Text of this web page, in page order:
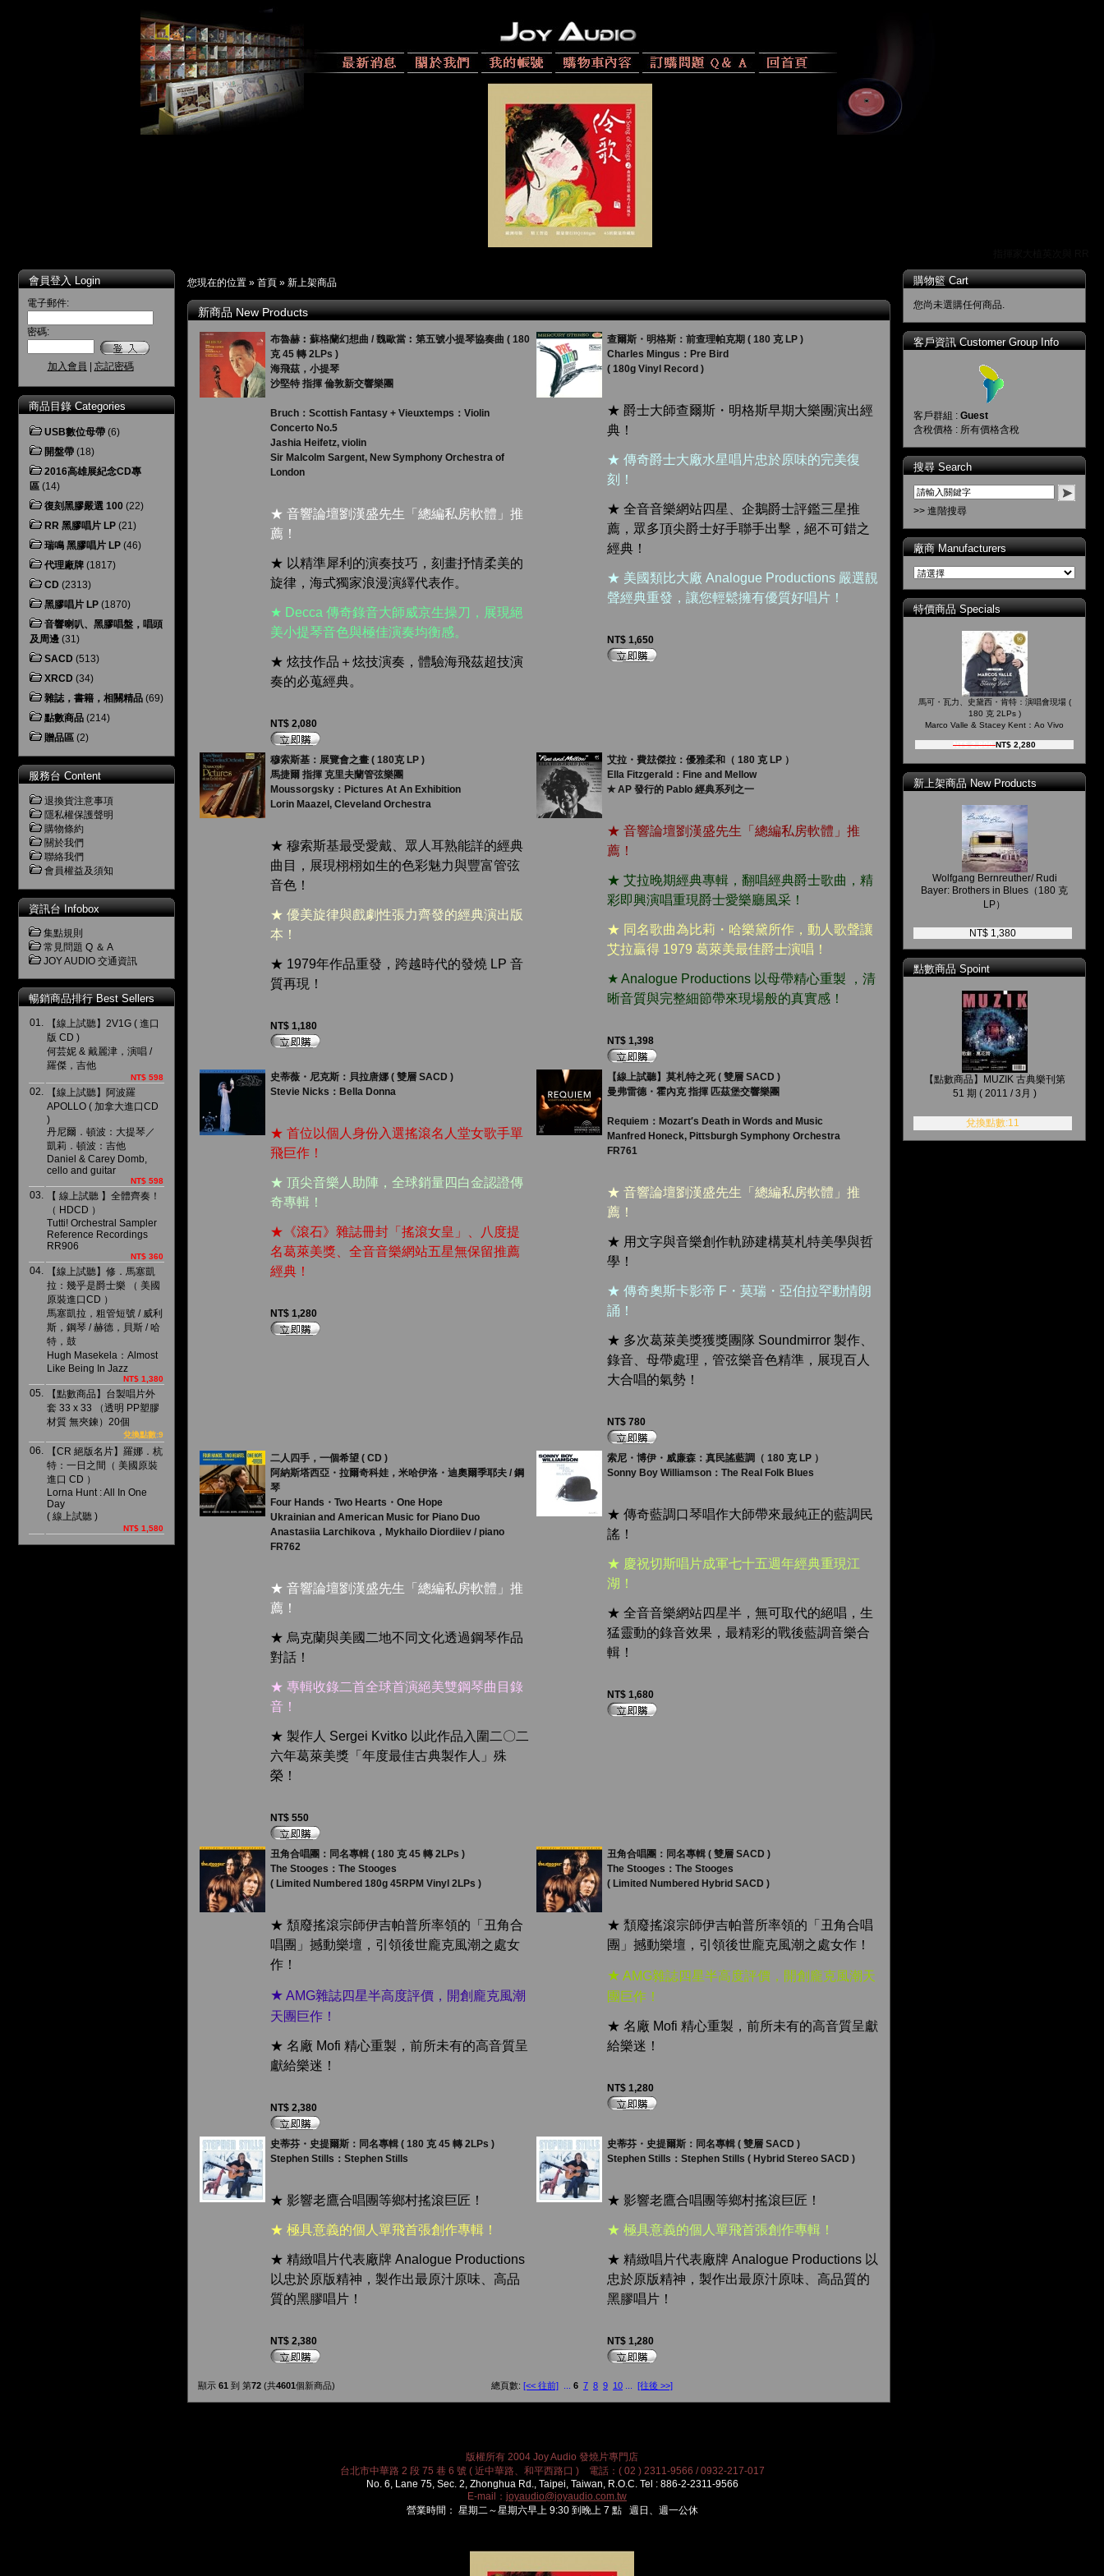
會員登入 Login
電子郵件:
密碼:
加入會員 忘記密碼
商品目錄 Categories
USB數位母帶 (6)
開盤帶 (18)
2016高雄展紀念CD專
區 (14)
復刻黑膠嚴選 100 (22)
RR 黑膠唱片 LP (21)
瑞鳴 黑膠唱片 LP (46)
代理廠牌 (1817)
CD (2313)
黑膠唱片 LP (1870)
音響喇叭、黑膠唱盤，唱頭
及周邊 (31)
SACD (513)
XRCD (34)
雜誌，書籍，相關精品 (69)
點數商品 (214)
贈品區 (2)
服務台 Content
退換貨注意事項
隱私權保護聲明
購物條約
關於我們
聯絡我們
會員權益及須知
資訊台 Infobox
集點規則
常見問題 Q ＆ A
JOY AUDIO 交通資訊
暢銷商品排行 Best Sellers
01.
【線上試聽】2V1G ( 進口
版 CD )
何芸妮 & 戴麗津，演唱 /
羅傑，吉他
NT$ 598
02.
【線上試聽】阿波羅
APOLLO ( 加拿大進口CD
)
丹尼爾．頓波：大提琴／
凱莉．頓波：吉他
Daniel & Carey Domb,
cello and guitar
NT$ 598
03.
【 線上試聽 】全體齊奏！
（ HDCD ）
Tutti! Orchestral Sampler
Reference Recordings
RR906
NT$ 360
04.
【線上試聽】修．馬塞凱
拉：幾乎是爵士樂 （ 美國
原裝進口CD ）
馬塞凱拉，粗管短號 / 威利
斯，鋼琴 / 赫德，貝斯 / 哈
特，鼓
Hugh Masekela：Almost
Like Being In Jazz
NT$ 1,380
05.
【點數商品】台製唱片外
套 33 x 33 （透明 PP塑膠
材質 無夾鍊）20個
兌換點數:9
06.
【CR 絕版名片】羅娜．杭
特：一日之間（ 美國原裝
進口 CD ）
Lorna Hunt : All In One
Day
( 線上試聽 )
NT$ 1,580
您現在的位置 » 首頁 » 新上架商品
新商品 New Products
布魯赫︰蘇格蘭幻想曲 / 魏歐當︰第五號小提琴協奏曲 ( 180
克 45 轉 2LPs )
海飛茲，小提琴
沙堅特 指揮 倫敦新交響樂團
Bruch：Scottish Fantasy + Vieuxtemps：Violin
Concerto No.5
Jashia Heifetz, violin
Sir Malcolm Sargent, New Symphony Orchestra of
London
★ 音響論壇劉漢盛先生「總編私房軟體」推
薦！
★ 以精準犀利的演奏技巧，刻畫抒情柔美的
旋律，海式獨家浪漫演繹代表作。
★ Decca 傳奇錄音大師威京生操刀，展現絕
美小提琴音色與極佳演奏均衡感。
★ 炫技作品＋炫技演奏，體驗海飛茲超技演
奏的必蒐經典。
NT$ 2,080
查爾斯・明格斯：前查理帕克期 ( 180 克 LP )
Charles Mingus：Pre Bird
( 180g Vinyl Record )
★ 爵士大師查爾斯・明格斯早期大樂團演出經
典！
★ 傳奇爵士大廠水星唱片忠於原味的完美復
刻！
★ 全音音樂網站四星、企鵝爵士評鑑三星推
薦，眾多頂尖爵士好手聯手出擊，絕不可錯之
經典！
★ 美國類比大廠 Analogue Productions 嚴選靚
聲經典重發，讓您輕鬆擁有優質好唱片！
NT$ 1,650
穆索斯基：展覽會之畫 ( 180克 LP )
馬捷爾 指揮 克里夫蘭管弦樂團
Moussorgsky：Pictures At An Exhibition
Lorin Maazel, Cleveland Orchestra
★ 穆索斯基最受愛戴、眾人耳熟能詳的經典
曲目，展現栩栩如生的色彩魅力與豐富管弦
音色！
★ 優美旋律與戲劇性張力齊發的經典演出版
本！
★ 1979年作品重發，跨越時代的發燒 LP 音
質再現！
NT$ 1,180
艾拉・費玆傑拉：優雅柔和（ 180 克 LP ）
Ella Fitzgerald：Fine and Mellow
✯ AP 發行的 Pablo 經典系列之一
★ 音響論壇劉漢盛先生「總編私房軟體」推
薦！
★ 艾拉晚期經典專輯，翻唱經典爵士歌曲，精
彩即興演唱重現爵士愛樂廳風采！
★ 同名歌曲為比莉・哈樂黛所作，動人歌聲讓
艾拉贏得 1979 葛萊美最佳爵士演唱！
★ Analogue Productions 以母帶精心重製 ，清
晰音質與完整細節帶來現場般的真實感！
NT$ 1,398
史蒂薇・尼克斯：貝拉唐娜 ( 雙層 SACD )
Stevie Nicks：Bella Donna
★ 首位以個人身份入選搖滾名人堂女歌手單
飛巨作！
★ 頂尖音樂人助陣，全球銷量四白金認證傳
奇專輯！
★《滾石》雜誌冊封「搖滾女皇」、八度提
名葛萊美獎、全音音樂網站五星無保留推薦
經典！
NT$ 1,280
【線上試聽】莫札特之死 ( 雙層 SACD )
曼弗雷德・霍內克 指揮 匹茲堡交響樂團
Requiem：Mozart′s Death in Words and Music
Manfred Honeck, Pittsburgh Symphony Orchestra
FR761
★ 音響論壇劉漢盛先生「總編私房軟體」推
薦！
★ 用文字與音樂創作軌跡建構莫札特美學與哲
學！
★ 傳奇奧斯卡影帝 F・莫瑞・亞伯拉罕動情朗
誦！
★ 多次葛萊美獎獲獎團隊 Soundmirror 製作、
錄音、母帶處理，管弦樂音色精準，展現百人
大合唱的氣勢！
NT$ 780
二人四手，一個希望 ( CD )
阿納斯塔西亞・拉爾奇科娃，米哈伊洛・迪奧爾季耶夫 / 鋼
琴
Four Hands・Two Hearts・One Hope
Ukrainian and American Music for Piano Duo
Anastasiia Larchikova，Mykhailo Diordiiev / piano
FR762
★ 音響論壇劉漢盛先生「總編私房軟體」推
薦！
★ 烏克蘭與美國二地不同文化透過鋼琴作品
對話！
★ 專輯收錄二首全球首演絕美雙鋼琴曲目錄
音！
★ 製作人 Sergei Kvitko 以此作品入圍二〇二
六年葛萊美獎「年度最佳古典製作人」殊
榮！
NT$ 550
索尼・博伊・威廉森：真民謠藍調（ 180 克 LP ）
Sonny Boy Williamson：The Real Folk Blues
★ 傳奇藍調口琴唱作大師帶來最純正的藍調民
謠！
★ 慶祝切斯唱片成軍七十五週年經典重現江
湖！
★ 全音音樂網站四星半，無可取代的絕唱，生
猛靈動的錄音效果，最精彩的戰後藍調音樂合
輯！
NT$ 1,680
丑角合唱團：同名專輯 ( 180 克 45 轉 2LPs )
The Stooges：The Stooges
( Limited Numbered 180g 45RPM Vinyl 2LPs )
★ 頹廢搖滾宗師伊吉帕普所率領的「丑角合
唱團」撼動樂壇，引領後世龐克風潮之處女
作！
★ AMG雜誌四星半高度評價，開創龐克風潮
天團巨作！
★ 名廠 Mofi 精心重製，前所未有的高音質呈
獻給樂迷！
NT$ 2,380
丑角合唱團：同名專輯 ( 雙層 SACD )
The Stooges：The Stooges
( Limited Numbered Hybrid SACD )
★ 頹廢搖滾宗師伊吉帕普所率領的「丑角合唱
團」撼動樂壇，引領後世龐克風潮之處女作！
★ AMG雜誌四星半高度評價，開創龐克風潮天
團巨作！
★ 名廠 Mofi 精心重製，前所未有的高音質呈獻
給樂迷！
NT$ 1,280
史蒂芬・史提爾斯：同名專輯 ( 180 克 45 轉 2LPs )
Stephen Stills：Stephen Stills
★ 影響老鷹合唱團等鄉村搖滾巨匠！
★ 極具意義的個人單飛首張創作專輯！
★ 精緻唱片代表廠牌 Analogue Productions
以忠於原版精神，製作出最原汁原味、高品
質的黑膠唱片！
NT$ 2,380
史蒂芬・史提爾斯：同名專輯 ( 雙層 SACD )
Stephen Stills：Stephen Stills ( Hybrid Stereo SACD )
★ 影響老鷹合唱團等鄉村搖滾巨匠！
★ 極具意義的個人單飛首張創作專輯！
★ 精緻唱片代表廠牌 Analogue Productions 以
忠於原版精神，製作出最原汁原味、高品質的
黑膠唱片！
NT$ 1,280
顯示 61 到 第72 (共4601個新商品) 總頁數: [<< 往前] 6 7 8 9 10 [往後 >>]
購物籃 Cart
您尚未選購任何商品.
客戶資訊 Customer Group Info
客戶群組 : Guest
含稅價格 : 所有價格含稅
搜尋 Search
>> 進階搜尋
廠商 Manufacturers
特價商品 Specials
馬可・瓦力、史黛西・肯特：演唱會現場 (
180 克 2LPs )
Marco Valle & Stacey Kent：Ao Vivo
NT$ 2,800NT$ 2,280
新上架商品 New Products
Wolfgang Bernreuther/ Rudi
Bayer: Brothers in Blues（180 克
LP）
NT$ 1,380
點數商品 Spoint
【點數商品】MUZIK 古典樂刊第
51 期 ( 2011 / 3月 )
兌換點數:11
版權所有 2004 Joy Audio 發燒片專門店
台北市中華路 2 段 75 巷 6 號 ( 近中華路、和平西路口 ) 電話：( 02 ) 2311-9566 / 0932-217-017
No. 6, Lane 75, Sec. 2, Zhonghua Rd., Taipei, Taiwan, R.O.C. Tel : 886-2-2311-9566
E-mail： joyaudio@joyaudio.com.tw
營業時間： 星期二～星期六早上 9:30 到晚上 7 點 週日、週一公休